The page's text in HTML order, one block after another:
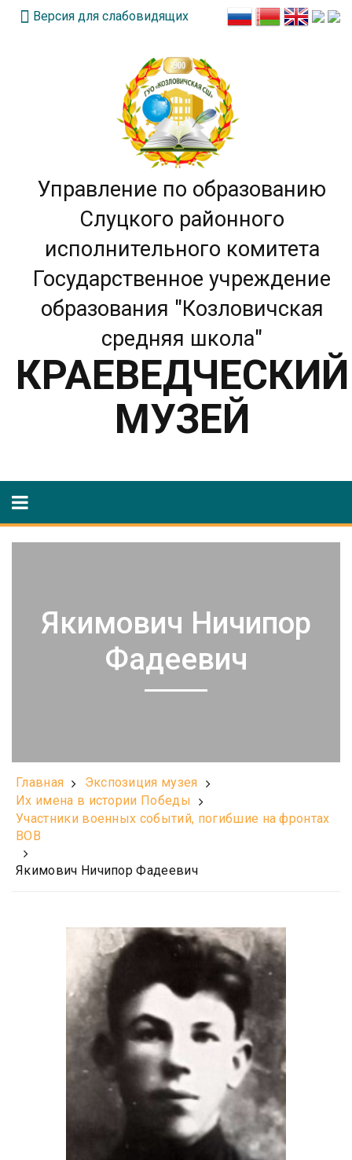
Версия для слабовидящих
Управление по образованию
Слуцкого районного
исполнительного комитета
Государственное учреждение
образования "Козловичская
средняя школа"
КРАЕВЕДЧЕСКИЙ
МУЗЕЙ
Якимович Ничипор
Фадеевич
Главная
Экспозиция музея
Их имена в истории Победы
Участники военных событий, погибшие на фронтах
ВОВ
Якимович Ничипор Фадеевич